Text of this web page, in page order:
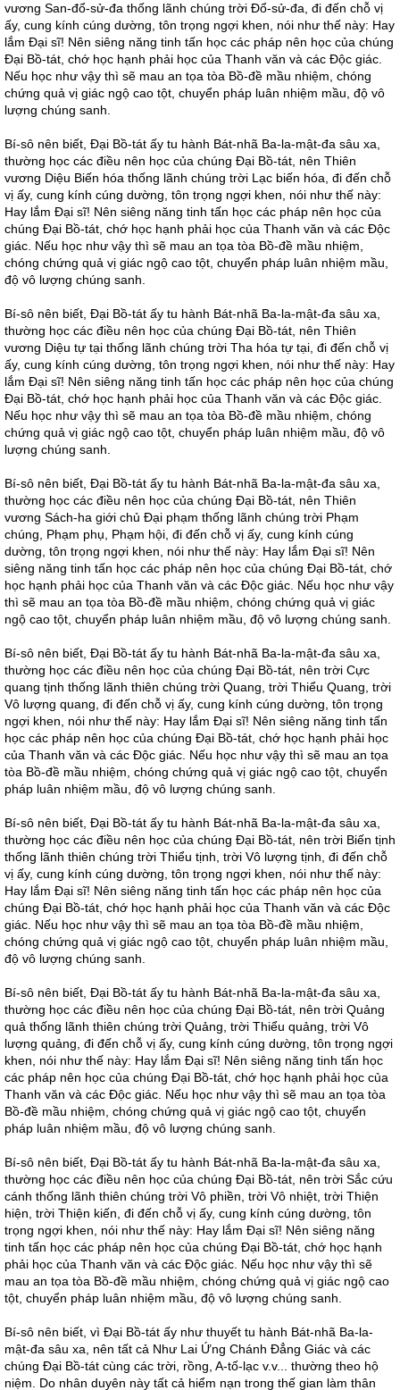
vương San-đổ-sử-đa thống lãnh chúng trời Đổ-sử-đa, đi đến chỗ vị
ấy, cung kính cúng dường, tôn trọng ngợi khen, nói như thế này: Hay
lắm Đại sĩ! Nên siêng năng tinh tấn học các pháp nên học của chúng
Đại Bồ-tát, chớ học hạnh phải học của Thanh văn và các Độc giác.
Nếu học như vậy thì sẽ mau an tọa tòa Bồ-đề mầu nhiệm, chóng
chứng quả vị giác ngộ cao tột, chuyển pháp luân nhiệm mầu, độ vô
lượng chúng sanh.
Bí-sô nên biết, Đại Bồ-tát ấy tu hành Bát-nhã Ba-la-mật-đa sâu xa,
thường học các điều nên học của chúng Đại Bồ-tát, nên Thiên
vương Diệu Biến hóa thống lãnh chúng trời Lạc biến hóa, đi đến chỗ
vị ấy, cung kính cúng dường, tôn trọng ngợi khen, nói như thế này:
Hay lắm Đại sĩ! Nên siêng năng tinh tấn học các pháp nên học của
chúng Đại Bồ-tát, chớ học hạnh phải học của Thanh văn và các Độc
giác. Nếu học như vậy thì sẽ mau an tọa tòa Bồ-đề mầu nhiệm,
chóng chứng quả vị giác ngộ cao tột, chuyển pháp luân nhiệm mầu,
độ vô lượng chúng sanh.
Bí-sô nên biết, Đại Bồ-tát ấy tu hành Bát-nhã Ba-la-mật-đa sâu xa,
thường học các điều nên học của chúng Đại Bồ-tát, nên Thiên
vương Diệu tự tại thống lãnh chúng trời Tha hóa tự tại, đi đến chỗ vị
ấy, cung kính cúng dường, tôn trọng ngợi khen, nói như thế này: Hay
lắm Đại sĩ! Nên siêng năng tinh tấn học các pháp nên học của chúng
Đại Bồ-tát, chớ học hạnh phải học của Thanh văn và các Độc giác.
Nếu học như vậy thì sẽ mau an tọa tòa Bồ-đề mầu nhiệm, chóng
chứng quả vị giác ngộ cao tột, chuyển pháp luân nhiệm mầu, độ vô
lượng chúng sanh.
Bí-sô nên biết, Đại Bồ-tát ấy tu hành Bát-nhã Ba-la-mật-đa sâu xa,
thường học các điều nên học của chúng Đại Bồ-tát, nên Thiên
vương Sách-ha giới chủ Đại phạm thống lãnh chúng trời Phạm
chúng, Phạm phụ, Phạm hội, đi đến chỗ vị ấy, cung kính cúng
dường, tôn trọng ngợi khen, nói như thế này: Hay lắm Đại sĩ! Nên
siêng năng tinh tấn học các pháp nên học của chúng Đại Bồ-tát, chớ
học hạnh phải học của Thanh văn và các Độc giác. Nếu học như vậy
thì sẽ mau an tọa tòa Bồ-đề mầu nhiệm, chóng chứng quả vị giác
ngộ cao tột, chuyển pháp luân nhiệm mầu, độ vô lượng chúng sanh.
Bí-sô nên biết, Đại Bồ-tát ấy tu hành Bát-nhã Ba-la-mật-đa sâu xa,
thường học các điều nên học của chúng Đại Bồ-tát, nên trời Cực
quang tịnh thống lãnh thiên chúng trời Quang, trời Thiểu Quang, trời
Vô lượng quang, đi đến chỗ vị ấy, cung kính cúng dường, tôn trọng
ngợi khen, nói như thế này: Hay lắm Đại sĩ! Nên siêng năng tinh tấn
học các pháp nên học của chúng Đại Bồ-tát, chớ học hạnh phải học
của Thanh văn và các Độc giác. Nếu học như vậy thì sẽ mau an tọa
tòa Bồ-đề mầu nhiệm, chóng chứng quả vị giác ngộ cao tột, chuyển
pháp luân nhiệm mầu, độ vô lượng chúng sanh.
Bí-sô nên biết, Đại Bồ-tát ấy tu hành Bát-nhã Ba-la-mật-đa sâu xa,
thường học các điều nên học của chúng Đại Bồ-tát, nên trời Biến tịnh
thống lãnh thiên chúng trời Thiểu tịnh, trời Vô lượng tịnh, đi đến chỗ
vị ấy, cung kính cúng dường, tôn trọng ngợi khen, nói như thế này:
Hay lắm Đại sĩ! Nên siêng năng tinh tấn học các pháp nên học của
chúng Đại Bồ-tát, chớ học hạnh phải học của Thanh văn và các Độc
giác. Nếu học như vậy thì sẽ mau an tọa tòa Bồ-đề mầu nhiệm,
chóng chứng quả vị giác ngộ cao tột, chuyển pháp luân nhiệm mầu,
độ vô lượng chúng sanh.
Bí-sô nên biết, Đại Bồ-tát ấy tu hành Bát-nhã Ba-la-mật-đa sâu xa,
thường học các điều nên học của chúng Đại Bồ-tát, nên trời Quảng
quả thống lãnh thiên chúng trời Quảng, trời Thiểu quảng, trời Vô
lượng quảng, đi đến chỗ vị ấy, cung kính cúng dường, tôn trọng ngợi
khen, nói như thế này: Hay lắm Đại sĩ! Nên siêng năng tinh tấn học
các pháp nên học của chúng Đại Bồ-tát, chớ học hạnh phải học của
Thanh văn và các Độc giác. Nếu học như vậy thì sẽ mau an tọa tòa
Bồ-đề mầu nhiệm, chóng chứng quả vị giác ngộ cao tột, chuyển
pháp luân nhiệm mầu, độ vô lượng chúng sanh.
Bí-sô nên biết, Đại Bồ-tát ấy tu hành Bát-nhã Ba-la-mật-đa sâu xa,
thường học các điều nên học của chúng Đại Bồ-tát, nên trời Sắc cứu
cánh thống lãnh thiên chúng trời Vô phiền, trời Vô nhiệt, trời Thiện
hiện, trời Thiện kiến, đi đến chỗ vị ấy, cung kính cúng dường, tôn
trọng ngợi khen, nói như thế này: Hay lắm Đại sĩ! Nên siêng năng
tinh tấn học các pháp nên học của chúng Đại Bồ-tát, chớ học hạnh
phải học của Thanh văn và các Độc giác. Nếu học như vậy thì sẽ
mau an tọa tòa Bồ-đề mầu nhiệm, chóng chứng quả vị giác ngộ cao
tột, chuyển pháp luân nhiệm mầu, độ vô lượng chúng sanh.
Bí-sô nên biết, vì Đại Bồ-tát ấy như thuyết tu hành Bát-nhã Ba-la-
mật-đa sâu xa, nên tất cả Như Lai Ứng Chánh Đẳng Giác và các
chúng Đại Bồ-tát cùng các trời, rồng, A-tố-lạc v.v... thường theo hộ
niệm. Do nhân duyên này tất cả hiểm nạn trong thế gian làm thân